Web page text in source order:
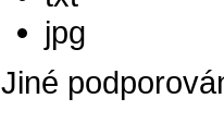
jpg
Jiné